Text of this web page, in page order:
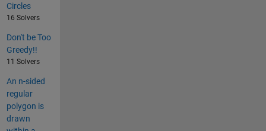
Circles
16 Solvers
Don't be Too
Greedy!!
11 Solvers
An n-sided
regular
polygon is
drawn